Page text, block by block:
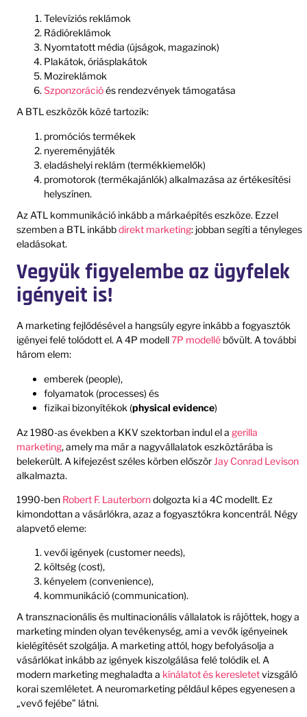
Televíziós reklámok
Rádióreklámok
Nyomtatott média (újságok, magazinok)
Plakátok, óriásplakátok
Mozireklámok
Szponzorációés rendezvények támogatása
A BTL eszközök közé tartozik:
promóciós termékek
nyereményjáték
eladáshelyi reklám (termékkiemelők)
promotorok (termékajánlók) alkalmazása az értékesítési
helyszínen.
Az ATL kommunikáció inkább a márkaépítés eszköze. Ezzel
szemben a BTL inkábbdirekt marketing: jobban segíti a tényleges
eladásokat.
Vegyük figyelembe az ügyfelek
igényeit is!
A marketing fejlődésével a hangsúly egyre inkább a fogyasztók
igényei felé tolódott el. A 4P modell7P modellé bővült. A további
három elem:
emberek (people),
folyamatok (processes) és
fizikai bizonyítékok (physical evidence)
Az 1980-as években a KKV szektorban indul el a gerilla
marketing, amely ma már a nagyvállalatok eszköztárába is
belekerült. A kifejezést széles körben először Jay Conrad Levison
alkalmazta.
1990-ben Robert F. Lauterborndolgozta ki a 4C modellt. Ez
kimondottan a vásárlókra, azaz a fogyasztókra koncentrál. Négy
alapvető eleme:
vevői igények (customer needs),
költség (cost),
kényelem (convenience),
kommunikáció (communication).
A transznacionális és multinacionális vállalatok is rájöttek, hogy a
marketing minden olyan tevékenység, ami a vevők igényeinek
kielégítését szolgálja. A marketing attól, hogy befolyásolja a
vásárlókat inkább az igények kiszolgálása felé tolódik el. A
modern marketing meghaladta a kínálatot és keresletetvizsgáló
korai szemléletet. A neuromarketing például képes egyenesen a
„vevő fejébe” látni.